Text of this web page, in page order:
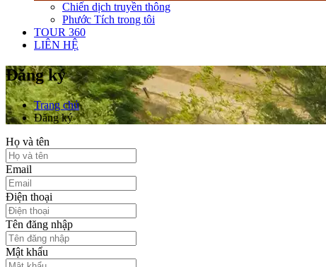
Chiến dịch truyền thông
Phước Tích trong tôi
TOUR 360
LIÊN HỆ
Đăng ký
Trang chủ
Đăng ký
Họ và tên
Email
Điện thoại
Tên đăng nhập
Mật khẩu